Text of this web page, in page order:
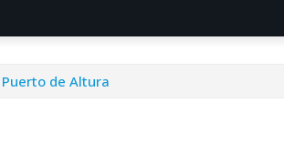
de Altura